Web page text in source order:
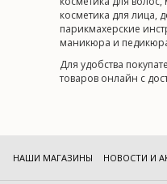
косметика для лица,
парикмахерские
маникюра и
Для удобства
товаров онлайн с
НАШИ МАГАЗИНЫ НОВОСТИ И